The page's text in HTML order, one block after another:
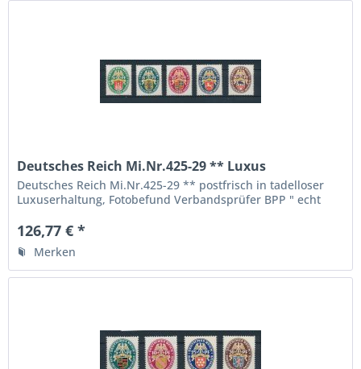
Deutsches Reich Mi.Nr.425-29 ** Luxus
Fotobefund BPP
Deutsches Reich Mi.Nr.425-29 ** postfrisch in tadelloser
Luxuserhaltung, Fotobefund Verbandsprüfer BPP " echt
126,77 € *
Merken